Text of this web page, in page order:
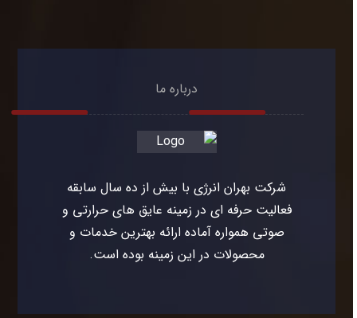
درباره ما
شرکت بهران انرژی با بیش از ده سال سابقه
فعالیت حرفه ای در زمینه عایق های حرارتی و
صوتی همواره آماده ارائه بهترین خدمات و
محصولات در این زمینه بوده است.